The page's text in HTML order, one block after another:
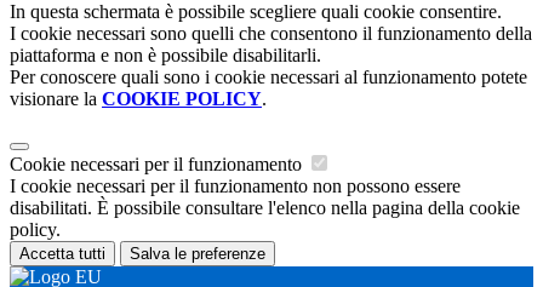
In questa schermata è possibile scegliere quali cookie consentire.
I cookie necessari sono quelli che consentono il funzionamento della
piattaforma e non è possibile disabilitarli.
Per conoscere quali sono i cookie necessari al funzionamento potete
visionare la COOKIE POLICY.
Cookie necessari per il funzionamento
I cookie necessari per il funzionamento non possono essere
disabilitati. È possibile consultare l'elenco nella pagina della cookie
policy.
Accetta tutti Salva le preferenze